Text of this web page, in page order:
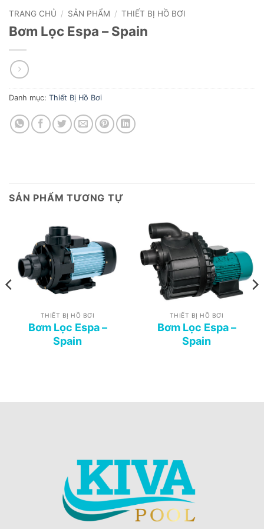
TRANG CHỦ / SẢN PHẨM / THIẾT BỊ HỒ BƠI
Bơm Lọc Espa – Spain
Danh mục: Thiết Bị Hồ Bơi
SẢN PHẨM TƯƠNG TỰ
THIẾT BỊ HỒ BƠI
Bơm Lọc Espa –
Spain
THIẾT BỊ HỒ BƠI
Bơm Lọc Espa –
Spain